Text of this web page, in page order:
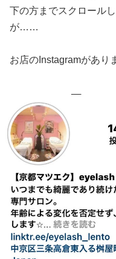
下の方までスクロール
が……
お店のInstagramがあり